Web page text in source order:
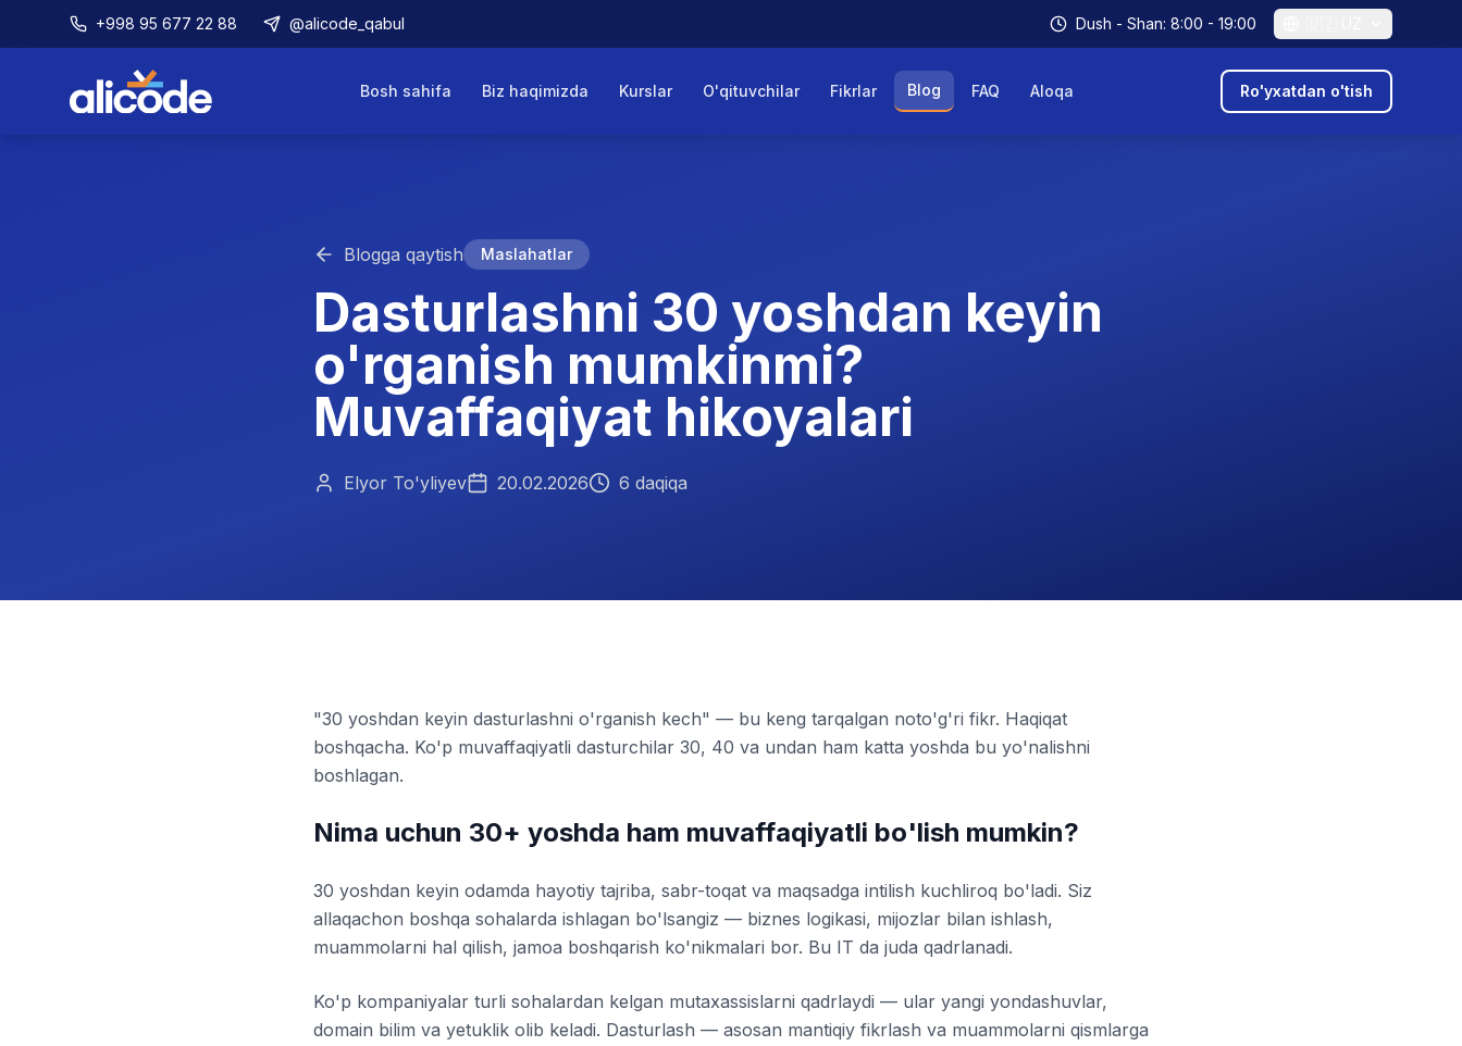
+998 95 677 22 88 @alicode_qabul Dush - Shan: 8:00 - 19:00
Bosh sahifa Biz haqimizda Kurslar O'qituvchilar Fikrlar Blog FAQ Aloqa Ro'yxatdan o'tish
Blogga qaytish Maslahatlar
Dasturlashni 30 yoshdan keyin
o'rganish mumkinmi?
Muvaffaqiyat hikoyalari
Elyor To'yliyev 20.02.2026 6 daqiqa
"30 yoshdan keyin dasturlashni o'rganish kech" — bu keng tarqalgan noto'g'ri fikr. Haqiqat
boshqacha. Ko'p muvaffaqiyatli dasturchilar 30, 40 va undan ham katta yoshda bu yo'nalishni
boshlagan.
Nima uchun 30+ yoshda ham muvaffaqiyatli bo'lish mumkin?
30 yoshdan keyin odamda hayotiy tajriba, sabr-toqat va maqsadga intilish kuchliroq bo'ladi. Siz
allaqachon boshqa sohalarda ishlagan bo'lsangiz — biznes logikasi, mijozlar bilan ishlash,
muammolarni hal qilish, jamoa boshqarish ko'nikmalari bor. Bu IT da juda qadrlanadi.
Ko'p kompaniyalar turli sohalardan kelgan mutaxassislarni qadrlaydi — ular yangi yondashuvlar,
domain bilim va yetuklik olib keladi. Dasturlash — asosan mantiqiy fikrlash va muammolarni qismlarga